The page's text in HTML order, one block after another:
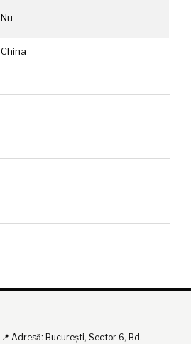
Nu
China
📍 Adresă: București, Sector 6, Bd.